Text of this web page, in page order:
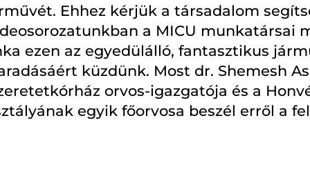
Ehhez kérjük a társadalom
a MICU munkatársai
ezen az egyedülálló, fantasztikus
küzdünk. Most dr. Shemesh
orvos-igazgatója és a
egyik főorvosa beszél erről a